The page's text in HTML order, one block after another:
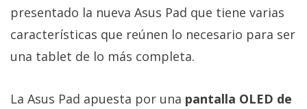
presentado la nueva Asus Pad que tiene varias
características que reúnen lo necesario para ser
una tablet de lo más completa.
La Asus Pad apuesta por una pantalla OLED de